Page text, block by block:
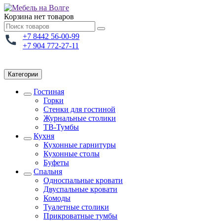
Корзина нет товаров
+7 8442 56-00-99
+7 904 772-27-11
Категории
Гостиная
Горки
Стенки для гостиной
Журнальные столики
TВ-Тумбы
Кухня
Кухонные гарнитуры
Кухонные столы
Буфеты
Спальня
Односпальные кровати
Двуспальные кровати
Комоды
Туалетные столики
Прикроватные тумбы